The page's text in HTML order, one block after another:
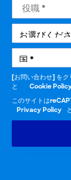
[お問い合わせ] をク
と
Cookie
このサイトは
Privacy Policy
と